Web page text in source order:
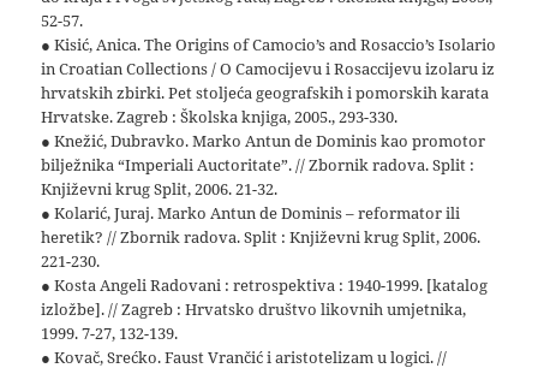
52-57.
● Kisić, Anica. The Origins of Camocio’s and Rosaccio’s Isolario
in Croatian Collections / O Camocijevu i Rosaccijevu izolaru iz
hrvatskih zbirki. Pet stoljeća geografskih i pomorskih karata
Hrvatske. Zagreb : Školska knjiga, 2005., 293-330.
● Knežić, Dubravko. Marko Antun de Dominis kao promotor
bilježnika “Imperiali Auctoritate”. // Zbornik radova. Split :
Književni krug Split, 2006. 21-32.
● Kolarić, Juraj. Marko Antun de Dominis – reformator ili
heretik? // Zbornik radova. Split : Književni krug Split, 2006.
221-230.
● Kosta Angeli Radovani : retrospektiva : 1940-1999. [katalog
izložbe]. // Zagreb : Hrvatsko društvo likovnih umjetnika,
1999. 7-27, 132-139.
● Kovač, Srećko. Faust Vrančić i aristotelizam u logici. //